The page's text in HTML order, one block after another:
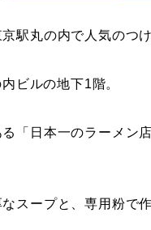
京駅丸の内で人気のつ
ビルの地下1階。
「日本一のラーメン
スープと、専用粉で